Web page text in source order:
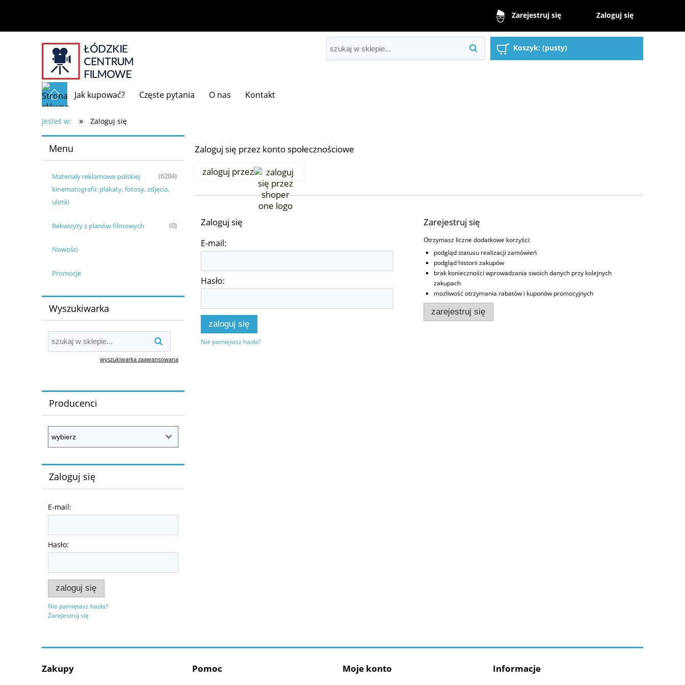
Zarejestruj się Zaloguj się
Koszyk: (pusty)
Jak kupować? Częste pytania O nas Kontakt
Jesteś w: » Zaloguj się
Menu
Materiały reklamowe polskiej
kinematografii: plakaty, fotosy, zdjęcia,
ulotki
(6204)
Rekwizyty z planów filmowych (0)
Nowości
Promocje
Wyszukiwarka
wyszukiwarka zaawansowana
Producenci
Zaloguj się
E-mail:
Hasło:
zaloguj się
Nie pamiętasz hasła?
Zarejestruj się
Zaloguj się przez konto społecznościowe
zaloguj przez
Zaloguj się
E-mail:
Hasło:
zaloguj się
Nie pamiętasz hasła?
Zarejestruj się
Otrzymasz liczne dodatkowe korzyści:
podgląd statusu realizacji zamówień
podgląd historii zakupów
brak konieczności wprowadzania swoich danych przy kolejnych
zakupach
możliwość otrzymania rabatów i kuponów promocyjnych
zarejestruj się
Zakupy Pomoc Moje konto Informacje